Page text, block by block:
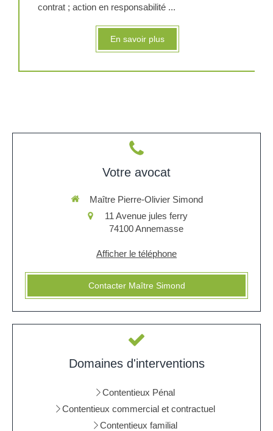
contrat ; action en responsabilité ...
En savoir plus
Votre avocat
Maître Pierre-Olivier Simond
11 Avenue jules ferry
74100 Annemasse
Afficher le téléphone
Contacter Maître Simond
Domaines d'interventions
Contentieux Pénal
Contentieux commercial et contractuel
Contentieux familial